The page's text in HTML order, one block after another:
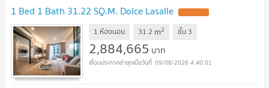
1 Bed 1 Bath 31.22 SQ.M. Dolce Lasalle
1 ห้องนอน 31.2 m2 ชั้น 3
2,884,665 บาท
09/08/2026 4:40:01